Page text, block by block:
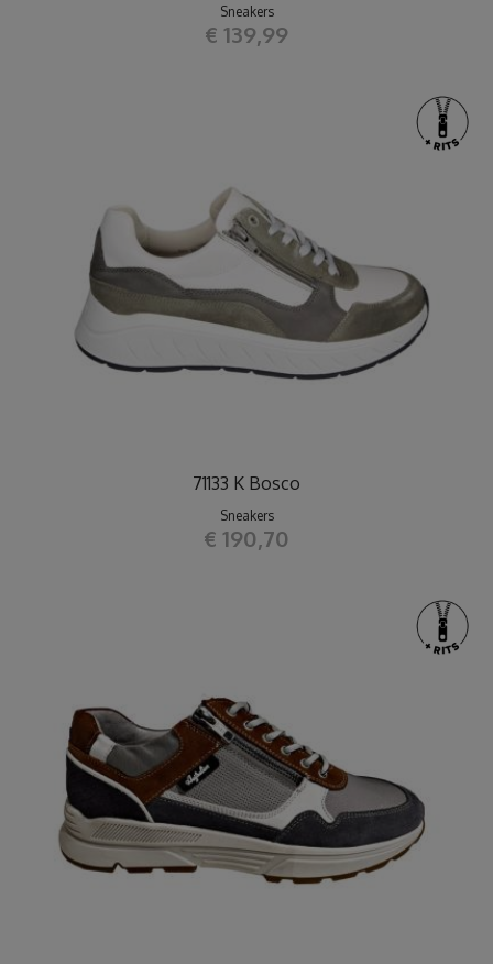
Sneakers
€ 139,99
71133 K Bosco
Sneakers
€ 190,70